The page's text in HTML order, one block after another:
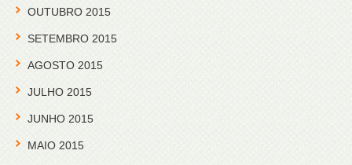
OUTUBRO 2015
SETEMBRO 2015
AGOSTO 2015
JULHO 2015
JUNHO 2015
MAIO 2015